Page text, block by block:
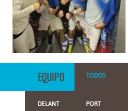
EQUIPO TODOS
DELANT PORT